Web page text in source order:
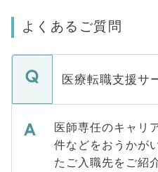
よくあるご質問
医療転職支援サ
医師専任のキャリ
件などをおうかが
たご入職先をご紹